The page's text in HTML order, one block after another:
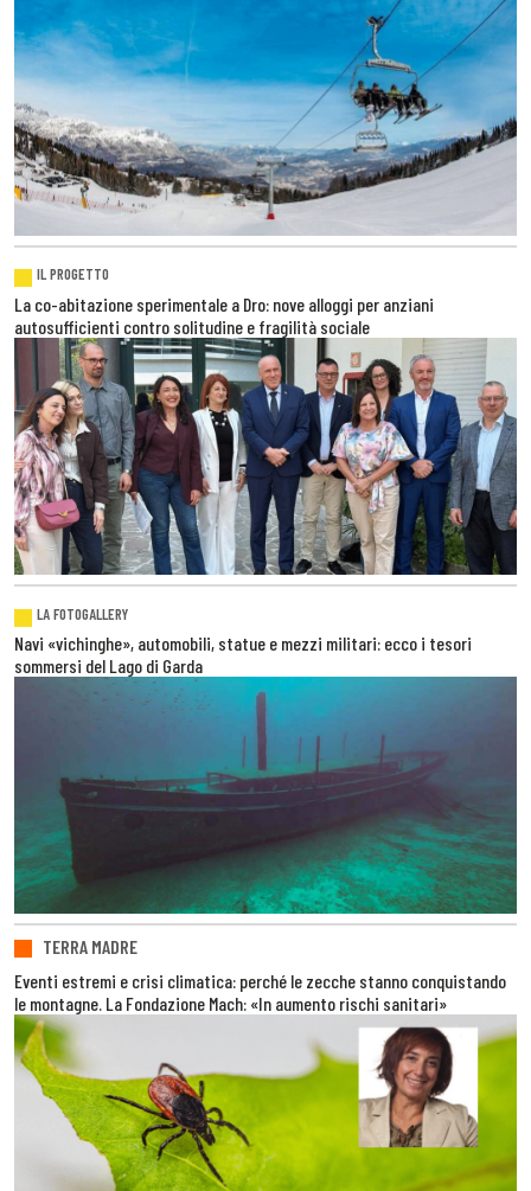
IL PROGETTO
La co-abitazione sperimentale a Dro: nove alloggi per anziani
autosufficienti contro solitudine e fragilità sociale
LA FOTOGALLERY
Navi «vichinghe», automobili, statue e mezzi militari: ecco i tesori
sommersi del Lago di Garda
TERRA MADRE
Eventi estremi e crisi climatica: perché le zecche stanno conquistando
le montagne. La Fondazione Mach: «In aumento rischi sanitari»